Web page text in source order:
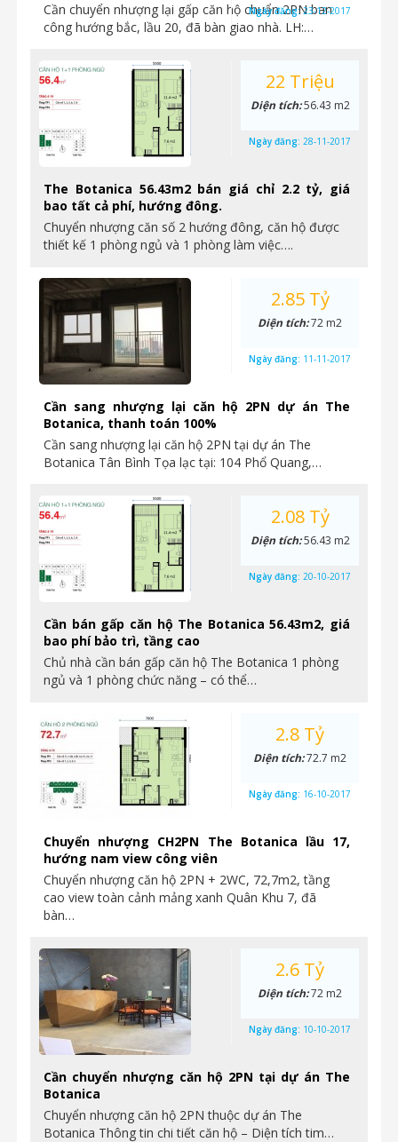
Cần chuyển nhượng lại gấp căn hộ chuẩn 2PN ban
công hướng bắc, lầu 20, đã bàn giao nhà. LH:…
Ngày đăng:23-12-2017
The Botanica 56.43m2 bán giá chỉ 2.2 tỷ, giá
bao tất cả phí, hướng đông.
Chuyển nhượng căn số 2 hướng đông, căn hộ được
thiết kế 1 phòng ngủ và 1 phòng làm việc….
22 Triệu
Diện tích:56.43 m2
Ngày đăng: 28-11-2017
Cần sang nhượng lại căn hộ 2PN dự án The
Botanica, thanh toán 100%
Cần sang nhượng lại căn hộ 2PN tại dự án The
Botanica Tân Bình Tọa lạc tại: 104 Phổ Quang,…
2.85 Tỷ
Diện tích:72 m2
Ngày đăng: 11-11-2017
Cần bán gấp căn hộ The Botanica 56.43m2, giá
bao phí bảo trì, tầng cao
Chủ nhà cần bán gấp căn hộ The Botanica 1 phòng
ngủ và 1 phòng chức năng – có thể…
2.08 Tỷ
Diện tích:56.43 m2
Ngày đăng: 20-10-2017
Chuyển nhượng CH2PN The Botanica lầu 17,
hướng nam view công viên
Chuyển nhượng căn hộ 2PN + 2WC, 72,7m2, tầng
cao view toàn cảnh mảng xanh Quân Khu 7, đã
bàn…
2.8 Tỷ
Diện tích:72.7 m2
Ngày đăng: 16-10-2017
Cần chuyển nhượng căn hộ 2PN tại dự án The
Botanica
Chuyển nhượng căn hộ 2PN thuộc dự án The
Botanica Thông tin chi tiết căn hộ – Diện tích tim…
2.6 Tỷ
Diện tích:72 m2
Ngày đăng: 10-10-2017